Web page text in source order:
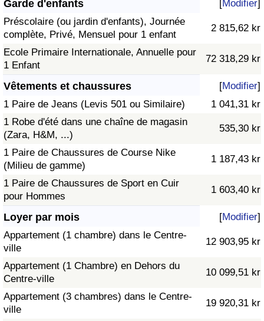
Garde d'enfants Modifier
Préscolaire (ou jardin d'enfants), Journée
complète, Privé, Mensuel pour 1 enfant
2 815,62 kr
Ecole Primaire Internationale, Annuelle pour
1 Enfant
72 318,29 kr
Vêtements et chaussures [Modifier]
1 Paire de Jeans (Levis 501 ou Similaire)
1 041,31 kr
1 Robe d'été dans une chaîne de magasin
(Zara, H&M, ...)
535,30 kr
1 Paire de Chaussures de Course Nike
(Milieu de gamme)
1 187,43 kr
1 Paire de Chaussures de Sport en Cuir
pour Hommes
1 603,40 kr
Loyer par mois [Modifier]
Appartement (1 chambre) dans le Centre-
ville
12 903,95 kr
Appartement (1 Chambre) en Dehors du
Centre-ville
10 099,51 kr
Appartement (3 chambres) dans le Centre-
ville
19 920,31 kr